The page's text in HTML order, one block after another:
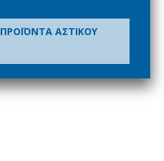
ΠΡΟΪΟΝΤΑ ΑΣΤΙΚΟΥ